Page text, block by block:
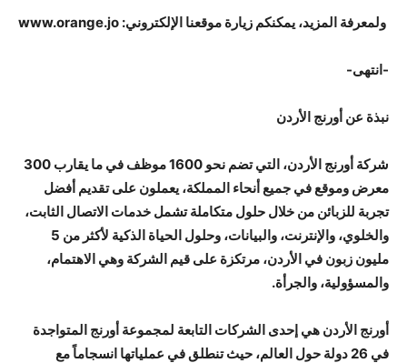
ولمعرفة المزيد، يمكنكم زيارة موقعنا الإلكتروني: www.orange.jo
-انتهى-
نبذة عن أورنج الأردن
شركة أورنج الأردن، التي تضم نحو 1600 موظف في ما يقارب 300
معرض وموقع في جميع أنحاء المملكة، يعملون على تقديم أفضل
تجربة للزبائن من خلال حلول متكاملة تشمل خدمات الاتصال الثابت،
والخلوي، والإنترنت، والبيانات، وحلول الحياة الذكية لأكثر من 5
مليون زبون في الأردن، مرتكزة على قيم الشركة وهي الاهتمام،
والمسؤولية، والجرأة.
أورنج الأردن هي إحدى الشركات التابعة لمجموعة أورنج المتواجدة
في 26 دولة حول العالم، حيث تنطلق في عملياتها انسجاماً مع